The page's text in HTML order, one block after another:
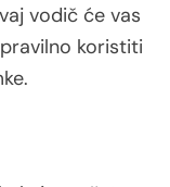
vodič će vas
koristiti